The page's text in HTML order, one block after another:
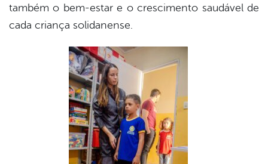
também o bem-estar e o crescimento saudável de
cada criança solidanense.